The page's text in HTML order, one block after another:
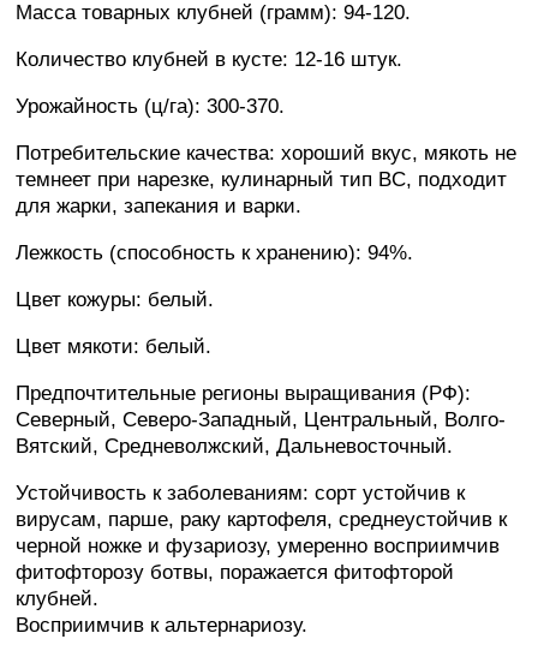
Масса товарных клубней (грамм): 94-120.
Количество клубней в кусте: 12-16 штук.
Урожайность (ц/га): 300-370.
Потребительские качества: хороший вкус, мякоть не
темнеет при нарезке, кулинарный тип BС, подходит
для жарки, запекания и варки.
Лежкость (способность к хранению): 94%.
Цвет кожуры: белый.
Цвет мякоти: белый.
Предпочтительные регионы выращивания (РФ):
Северный, Северо-Западный, Центральный, Волго-
Вятский, Средневолжский, Дальневосточный.
Устойчивость к заболеваниям: сорт устойчив к
вирусам, парше, раку картофеля, среднеустойчив к
черной ножке и фузариозу, умеренно восприимчив
фитофторозу ботвы, поражается фитофторой
клубней.
Восприимчив к альтернариозу.